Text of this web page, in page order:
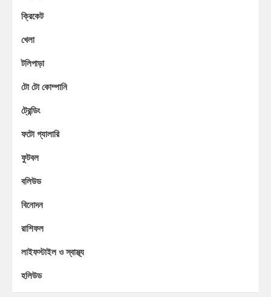
ক্রিকেট
খেলা
টলিপাড়া
টো টো কোম্পানি
ট্রেন্ডিং
ফটো গ্যালারি
ফুটবল
বলিউড
বিনোদন
রাশিফল
লাইফস্টাইল ও স্বাস্থ্য
হলিউড